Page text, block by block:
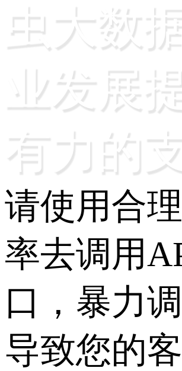
虫大数
业发展
有力的
请使用合
率去调用
口，暴力
导致您的